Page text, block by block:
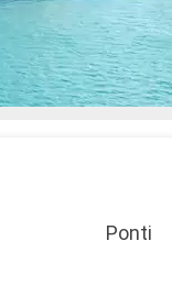
della
spa
Ponti